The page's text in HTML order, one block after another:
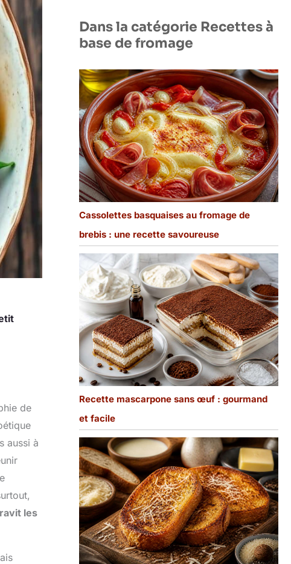
de
aussi à
les
Dans la catégorie Recettes à
base de fromage
Cassolettes basquaises au fromage de
brebis : une recette savoureuse
Recette mascarpone sans œuf : gourmand
et facile